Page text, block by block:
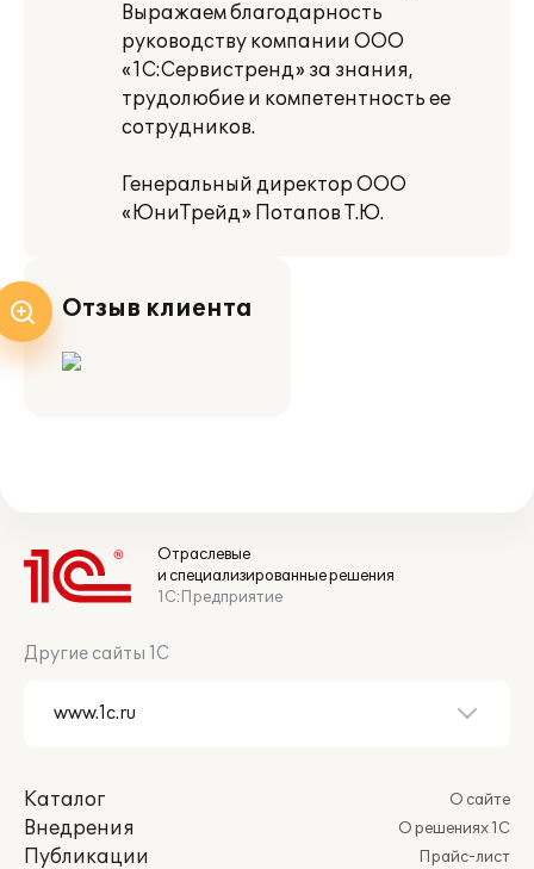
Выражаем благодарность
руководству компании ООО
«1С:Сервистренд» за знания,
трудолюбие и компетентность ее
сотрудников.
Генеральный директор ООО
«ЮниТрейд» Потапов Т.Ю.
Отзыв клиента
Отраслевые
и специализированные решения
1С:Предприятие
Другие сайты 1С
Каталог
Внедрения
Публикации
О сайте
О решениях 1С
Прайс-лист